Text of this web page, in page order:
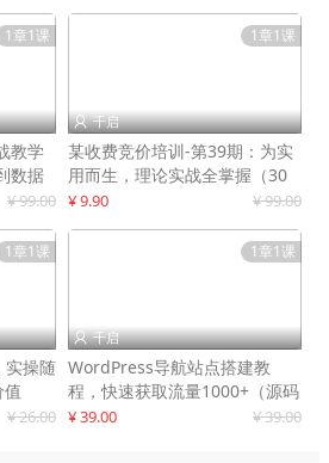
1章1课
教学
数据
¥ 99.00
1章1课
 千启
某收费竞价培训-第39期：为实
用而生，理论实战全掌握（30
节课）
¥ 9.90 ¥ 99.00
1章1课
实操随
¥ 26.00
1章1课
 千启
WordPress导航站点搭建教
程，快速获取流量1000+（源码
+教程）
¥ 39.00 ¥ 39.00